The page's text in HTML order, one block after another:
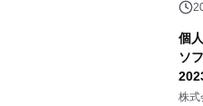
個
ソ
株式